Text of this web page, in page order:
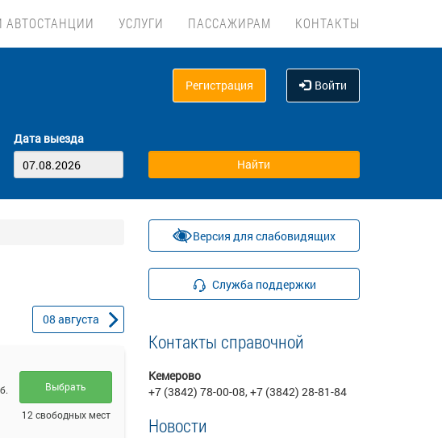
АВТОСТАНЦИИ УСЛУГИ ПАССАЖИРАМ КОНТАКТЫ
Регистрация Войти
Дата выезда
08 августа
Выбрать
12 свободных мест
Версия для слабовидящих
Служба поддержки
Контакты справочной
Кемерово
+7 (3842) 78-00-08, +7 (3842) 28-81-84
Новости